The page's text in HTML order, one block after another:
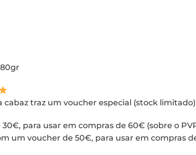
cabaz traz um voucher especial (stock
para usar em compras de 60€ (sobre o
um voucher de 50€, para usar em compras